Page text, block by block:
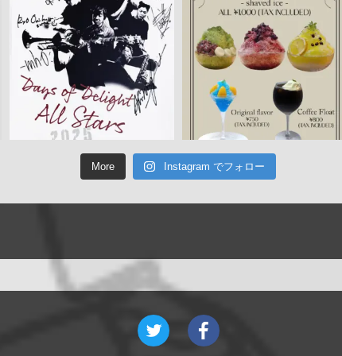
More Instagram でフォロー